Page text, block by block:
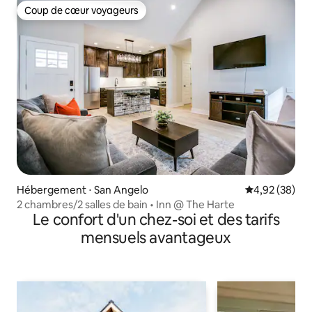
Coup de cœur voyageurs
Coup de cœur voyageurs
Hébergement ⋅ San Angelo Évaluation
4,92 (38)
2 chambres/2 salles de bain • Inn @ The Harte
Le confort d'un chez-soi et des tarifs
mensuels avantageux